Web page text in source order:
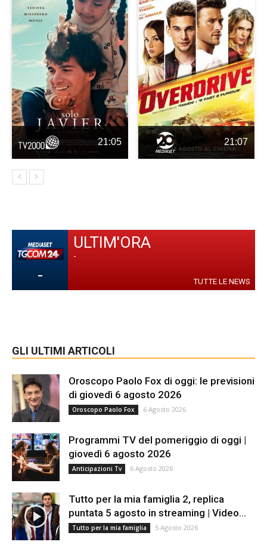
21:05 21:07
-
ULTIM'ORA
-
TUTTE LE NEWS
GLI ULTIMI ARTICOLI
Oroscopo Paolo Fox di oggi: le previsioni
di giovedì 6 agosto 2026
Oroscopo Paolo Fox 6 Agosto 2026
Programmi TV del pomeriggio di oggi |
giovedì 6 agosto 2026
Anticipazioni Tv 6 Agosto 2026
Tutto per la mia famiglia 2, replica
puntata 5 agosto in streaming | Video...
Tutto per la mia famiglia 5 Agosto 2026